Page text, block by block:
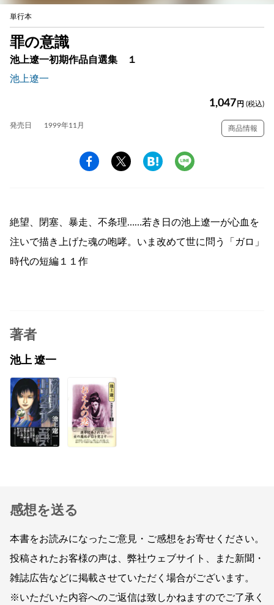
単行本
罪の意識
池上遼一初期作品自選集 １
池上遼一
1,047 円 (税込)
発売日 1999年11月 商品情報
絶望、閉塞、暴走、不条理……若き日の池上遼一が心血を
注いで描き上げた魂の咆哮。いま改めて世に問う「ガロ」
時代の短編１１作
著者
池上 遼一
感想を送る
本書をお読みになったご意見・ご感想をお寄せください。
投稿されたお客様の声は、弊社ウェブサイト、また新聞・
雑誌広告などに掲載させていただく場合がございます。
※いただいた内容へのご返信は致しかねますのでご了承く